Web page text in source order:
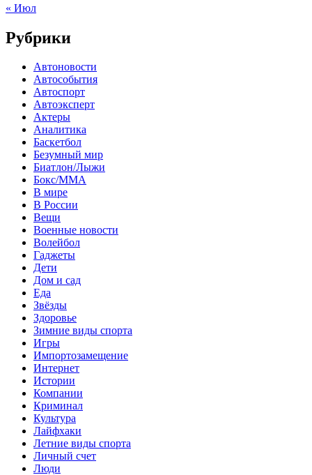
« Июл
Рубрики
Автоновости
Автособытия
Автоспорт
Автоэксперт
Актеры
Аналитика
Баскетбол
Безумный мир
Биатлон/Лыжи
Бокс/MMA
В мире
В России
Вещи
Военные новости
Волейбол
Гаджеты
Дети
Дом и сад
Еда
Звёзды
Здоровье
Зимние виды спорта
Игры
Импортозамещение
Интернет
Истории
Компании
Криминал
Культура
Лайфхаки
Летние виды спорта
Личный счет
Люди